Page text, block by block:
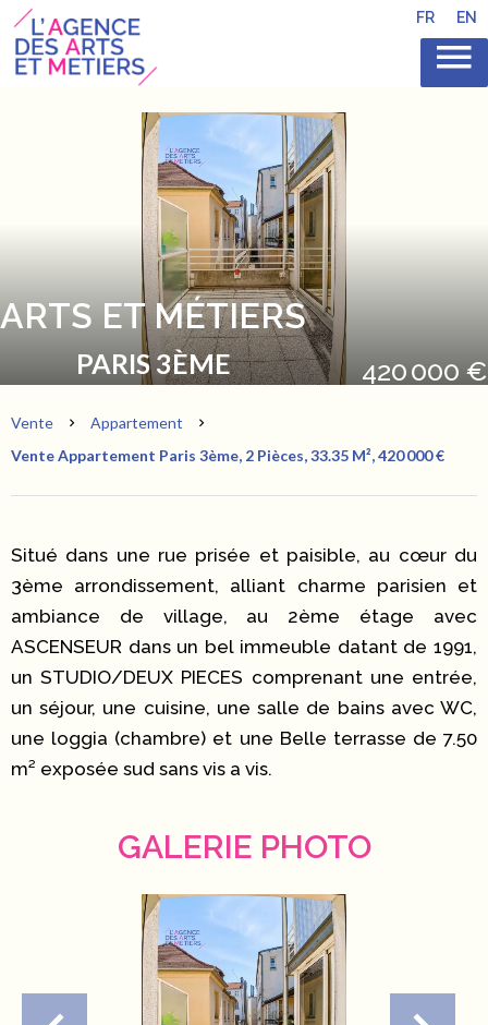
FR EN
ARTS ET MÉTIERS
PARIS 3ÈME 420 000 €
Vente
Appartement
Vente Appartement Paris 3ème, 2 Pièces, 33.35 M², 420 000 €
Situé dans une rue prisée et paisible, au cœur du
3ème arrondissement, alliant charme parisien et
ambiance de village, au 2ème étage avec
ASCENSEUR dans un bel immeuble datant de 1991,
un STUDIO/DEUX PIECES comprenant une entrée,
un séjour, une cuisine, une salle de bains avec WC,
une loggia (chambre) et une Belle terrasse de 7.50
m² exposée sud sans vis a vis.
GALERIE PHOTO